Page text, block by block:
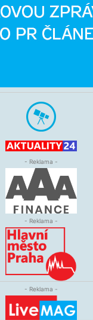
- Reklama -
- Reklama -
- Reklama -